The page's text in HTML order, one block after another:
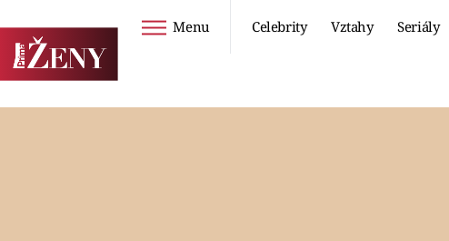
Menu Celebrity Vztahy Seriály